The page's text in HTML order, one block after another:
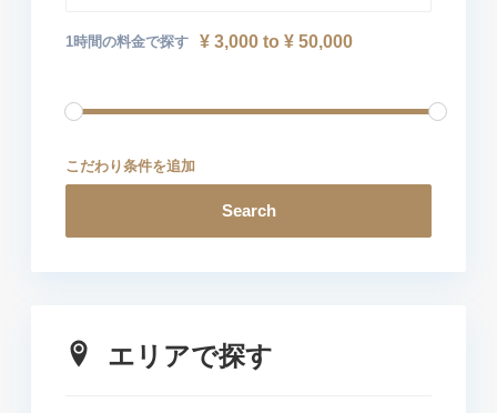
1時間の料金で探す ¥ 3,000 to ¥ 50,000
こだわり条件を追加
Search
エリアで探す